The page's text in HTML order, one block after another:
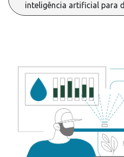
inteligência artificial para